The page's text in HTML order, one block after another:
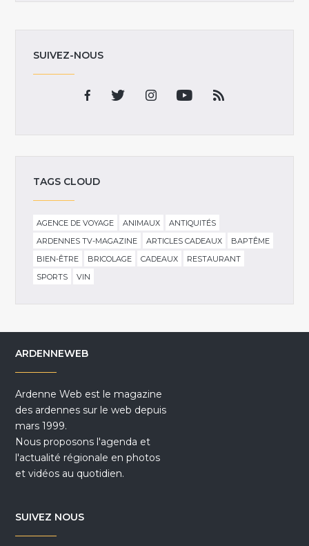
SUIVEZ-NOUS
TAGS CLOUD
AGENCE DE VOYAGE ANIMAUX
ANTIQUITÉS
ARDENNES TV-MAGAZINE
ARTICLES CADEAUX
BAPTÊME
BIEN-ÊTRE
BRICOLAGE CADEAUX
RESTAURANT
SPORTS
VIN
ARDENNEWEB
Ardenne Web est le magazine
des ardennes sur le web depuis
mars 1999.
Nous proposons l'agenda et
l'actualité régionale en photos
et vidéos au quotidien.
SUIVEZ NOUS